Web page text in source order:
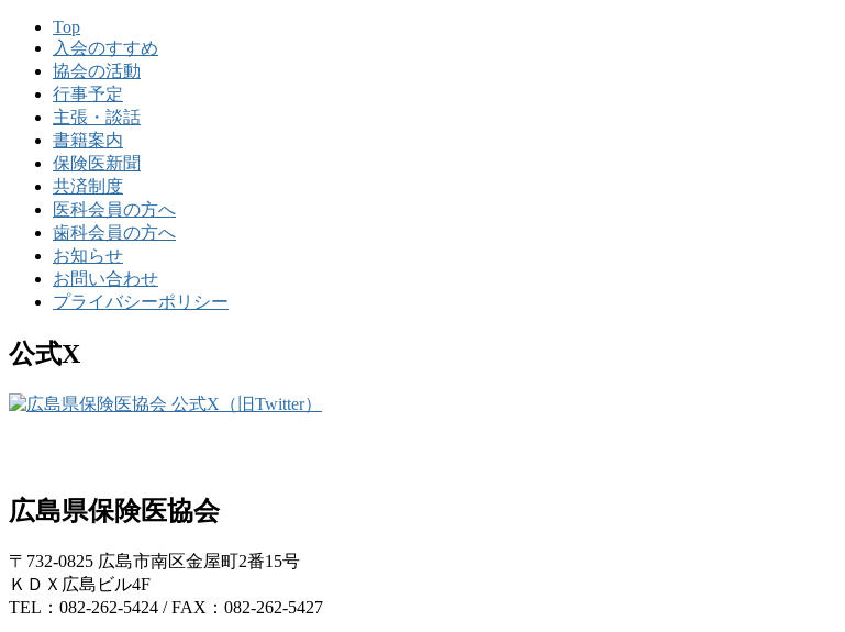
Top
入会のすすめ
協会の活動
行事予定
主張・談話
書籍案内
保険医新聞
共済制度
医科会員の方へ
歯科会員の方へ
お知らせ
お問い合わせ
プライバシーポリシー
公式X
広島県保険医協会
〒732-0825 広島市南区金屋町2番15号
ＫＤＸ広島ビル4F
TEL：082-262-5424 / FAX：082-262-5427